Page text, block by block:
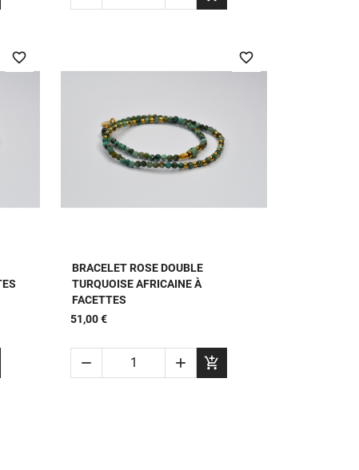
favorite_border
APERÇU RAPIDE
favorite_border
BRACELET ROSE DOUBLE
TURQUOISE AFRICAINE À
FACETTES
51,00 €
  